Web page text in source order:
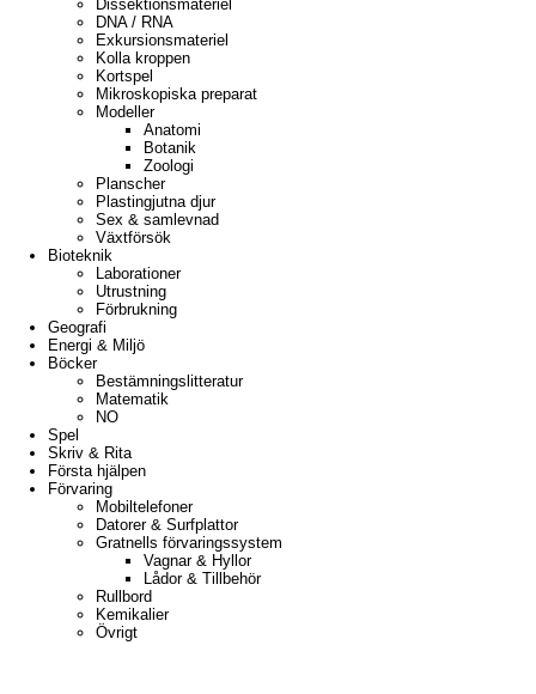
Dissektionsmateriel
DNA / RNA
Exkursionsmateriel
Kolla kroppen
Kortspel
Mikroskopiska preparat
Modeller
Anatomi
Botanik
Zoologi
Planscher
Plastingjutna djur
Sex & samlevnad
Växtförsök
Bioteknik
Laborationer
Utrustning
Förbrukning
Geografi
Energi & Miljö
Böcker
Bestämningslitteratur
Matematik
NO
Spel
Skriv & Rita
Första hjälpen
Förvaring
Mobiltelefoner
Datorer & Surfplattor
Gratnells förvaringssystem
Vagnar & Hyllor
Lådor & Tillbehör
Rullbord
Kemikalier
Övrigt